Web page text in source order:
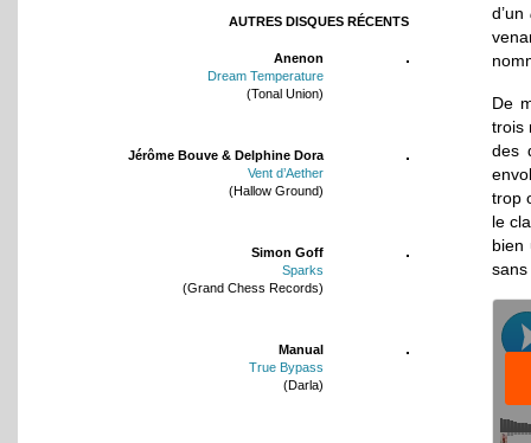
AUTRES DISQUES RÉCENTS
Anenon
Dream Temperature
(Tonal Union)
Jérôme Bouve & Delphine Dora
Vent d’Aether
(Hallow Ground)
Simon Goff
Sparks
(Grand Chess Records)
Manual
True Bypass
(Darla)
d’un
De
trois
des
trop
le
bien